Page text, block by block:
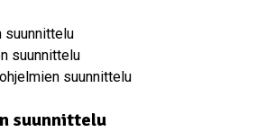
suunnittelu
suunnittelu
suunnittelu
suunnittelu